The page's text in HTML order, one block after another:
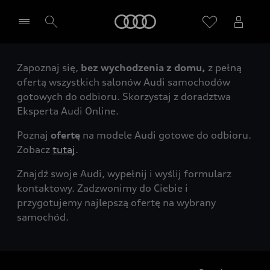
Wybierz Twojego Partnera Audi
Zapoznaj się, bez wychodzenia z domu, z pełną
ofertą wszystkich salonów Audi samochodów
gotowych do odbioru. Skorzystaj z doradztwa
Eksperta Audi Online.
Poznaj ofertę na modele Audi gotowe do odbioru.
Zobacz tutaj.
Znajdź swoje Audi, wypełnij i wyślij formularz
kontaktowy. Zadzwonimy do Ciebie i
przygotujemy najlepszą ofertę na wybrany
samochód.